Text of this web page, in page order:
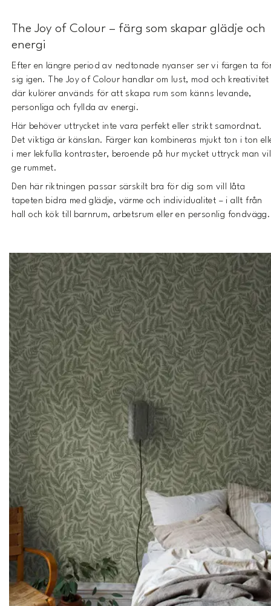
The Joy of Colour – färg som skapar glädje och
energi
Efter en längre period av nedtonade nyanser ser vi färgen ta
sig igen. The Joy of Colour handlar om lust, mod och kreativitet
där kulörer används för att skapa rum som känns levande,
personliga och fyllda av energi.
Här behöver uttrycket inte vara perfekt eller strikt samordnat.
Det viktiga är känslan. Färger kan kombineras mjukt ton i ton
i mer lekfulla kontraster, beroende på hur mycket uttryck man
ge rummet.
Den här riktningen passar särskilt bra för dig som vill låta
tapeten bidra med glädje, värme och individualitet – i allt från
hall och kök till barnrum, arbetsrum eller en personlig fondvägg.